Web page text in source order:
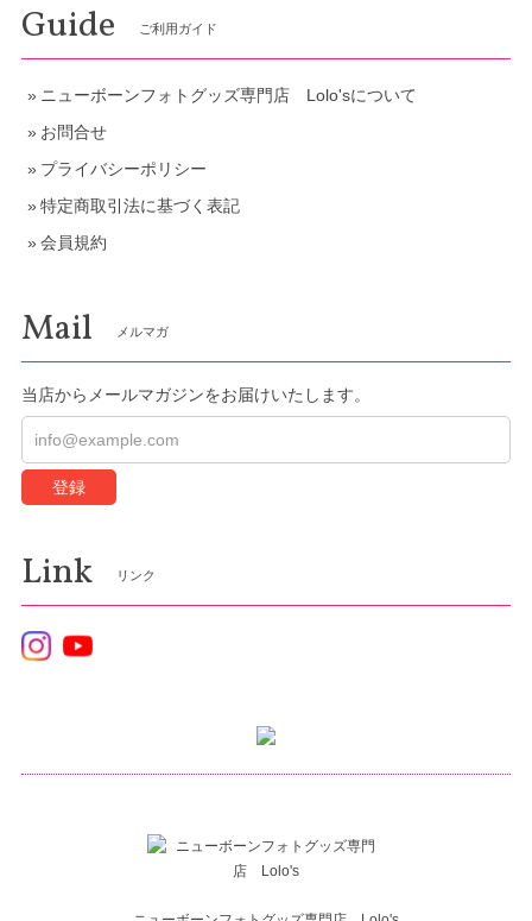
Guide ご利用ガイド
ニューボーンフォトグッズ専門店 Lolo'sについて
お問合せ
プライバシーポリシー
特定商取引法に基づく表記
会員規約
Mail メルマガ
当店からメールマガジンをお届けいたします。
登録
Link リンク